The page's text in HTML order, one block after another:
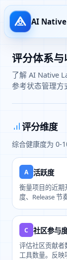
AI
评分体系
了解 AI Native
参考状态管理方
评分维度
综合健康度为 0-
A 活跃度
衡量项目的近期
度、Release 节
C 社区参与
评估社区贡献者
工具数量。反映